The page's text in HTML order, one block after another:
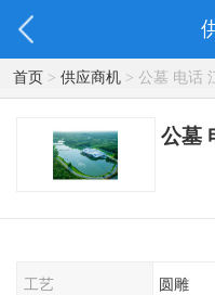
首页> 供应商机> 公墓 电话
公墓
工艺 圆雕